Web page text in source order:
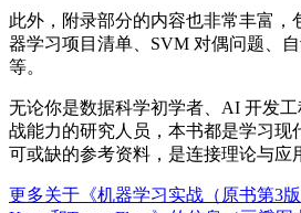
此外，附录部分的内容也非常丰富，
器学习项目清单、SVM 对偶问题、
等。
无论你是数据科学初学者、AI 开发
战能力的研究人员，本书都是学习现
可或缺的参考资料，是连接理论与应
更多关于《机器学习实战（原书第3版